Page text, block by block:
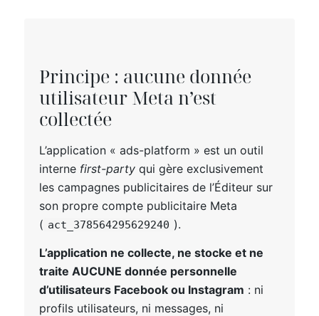
Principe : aucune donnée
utilisateur Meta n’est
collectée
L’application « ads-platform » est un outil
interne first-partyqui gère exclusivement
les campagnes publicitaires de l’Éditeur sur
son propre compte publicitaire Meta
( act_378564295629240 ).
L’application ne collecte, ne stocke et ne
traite AUCUNE donnée personnelle
d’utilisateurs Facebook ou Instagram : ni
profils utilisateurs, ni messages, ni